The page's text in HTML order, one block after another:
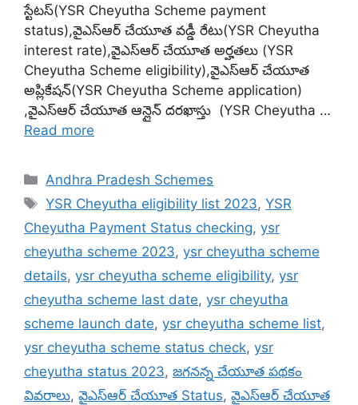
స్టేటస్(YSR Cheyutha Scheme payment
status),వైఎస్ఆర్ చేయూత వడ్డీ రేటు(YSR Cheyutha
interest rate),వైఎస్ఆర్ చేయూత అర్హతలు (YSR
Cheyutha Scheme eligibility),వైఎస్ఆర్ చేయూత
అప్లికేషన్(YSR Cheyutha Scheme application)
,వైఎస్ఆర్ చేయూత ఆన్లైన్ దరఖాస్తు (YSR Cheyutha …
Read more
Categories
Andhra Pradesh Schemes
Tags
YSR Cheyutha eligibility list 2023,YSR
Cheyutha Payment Status checking, ysr
cheyutha scheme 2023, ysr cheyutha scheme
details, ysr cheyutha scheme eligibility, ysr
cheyutha scheme last date, ysr cheyutha
scheme launch date, ysr cheyutha scheme list,
ysr cheyutha scheme status check, ysr
cheyutha status 2023, జగనన్న చేయూత పథకం
వివరాలు, వైఎస్ఆర్ చేయూత Status, వైఎస్ఆర్ చేయూత